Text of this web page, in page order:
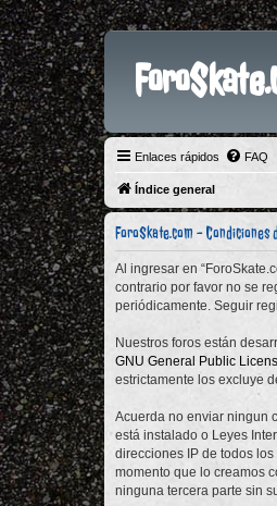
Enlaces rápidos FAQ
Índice general
ForoSkate.com - Condiciones
Al ingresar en
contrario por favor no se
periódicamente. Seguir
Nuestros foros están
GNU General Public
estrictamente los excluye
Acuerda no enviar ningun
está instalado o Leyes
direcciones IP de todos
momento que lo creamos
ninguna tercera parte sin